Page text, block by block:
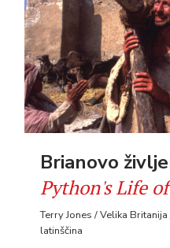
Brianovo
Python's Life
Terry Jones / Velika
latinščina